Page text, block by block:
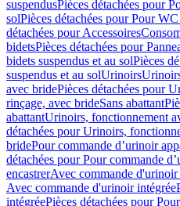
suspendusPièces détachées pour
solPièces détachées pour Pour
détachées pour Accessoires
bidetsPièces détachées pour
bidets suspendus et au solPièces
suspendus et au solUrinoirs
avec bridePièces détachées pour
rinçage, avec brideSans abattant
abattantUrinoirs, fonctionnement
détachées pour Urinoirs,
bridePour commande d’urinoir
détachées pour Pour commande
encastrerAvec commande d'urinoir
Avec commande d'urinoir intégrée
intégréePièces détachées pour